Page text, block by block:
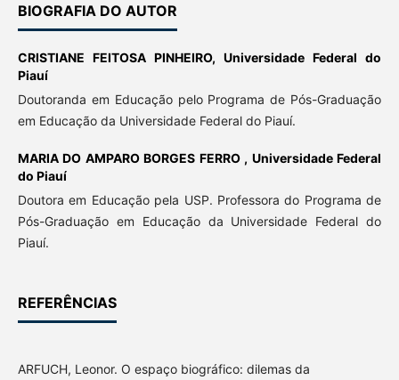
BIOGRAFIA DO AUTOR
CRISTIANE FEITOSA PINHEIRO,Universidade Federal do
Piauí
Doutoranda em Educação pelo Programa de Pós-Graduação
em Educação da Universidade Federal do Piauí.
MARIA DO AMPARO BORGES FERRO , Universidade Federal
do Piauí
Doutora em Educação pela USP. Professora do Programa de
Pós-Graduação em Educação da Universidade Federal do
Piauí.
REFERÊNCIAS
ARFUCH, Leonor. O espaço biográfico: dilemas da